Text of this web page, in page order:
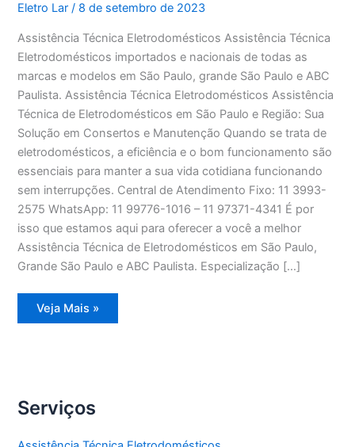
Eletro Lar/ 8 de setembro de 2023
Assistência Técnica Eletrodomésticos Assistência Técnica
Eletrodomésticos importados e nacionais de todas as
marcas e modelos em São Paulo, grande São Paulo e ABC
Paulista. Assistência Técnica Eletrodomésticos Assistência
Técnica de Eletrodomésticos em São Paulo e Região: Sua
Solução em Consertos e Manutenção Quando se trata de
eletrodomésticos, a eficiência e o bom funcionamento são
essenciais para manter a sua vida cotidiana funcionando
sem interrupções. Central de Atendimento Fixo: 11 3993-
2575 WhatsApp: 11 99776-1016 – 11 97371-4341 É por
isso que estamos aqui para oferecer a você a melhor
Assistência Técnica de Eletrodomésticos em São Paulo,
Grande São Paulo e ABC Paulista. Especialização […]
Assistência
Técnica
Veja Mais »
Serviços